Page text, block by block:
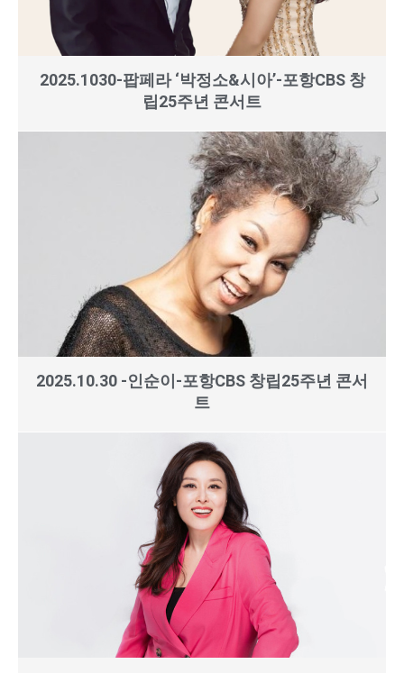
2025.1030-팝페라 ‘박정소&시아’-포항CBS 창
립25주년 콘서트
2025.10.30 -인순이-포항CBS 창립25주년 콘서
트